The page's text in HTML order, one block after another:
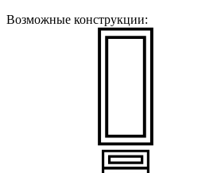
Возможные конструкции: